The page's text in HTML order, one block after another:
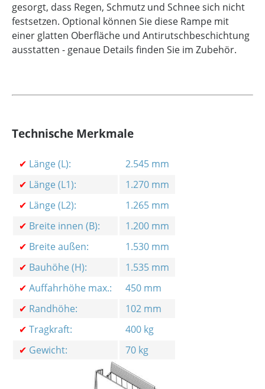
gesorgt, dass Regen, Schmutz und Schnee sich nicht
festsetzen. Optional können Sie diese Rampe mit
einer glatten Oberfläche und Antirutschbeschichtung
ausstatten - genaue Details finden Sie im Zubehör.
Technische Merkmale
✔ Länge (L):
2.545 mm
✔ Länge (L1):
1.270 mm
✔ Länge (L2):
1.265 mm
✔ Breite innen (B):
1.200 mm
✔ Breite außen:
1.530 mm
✔ Bauhöhe (H):
1.535 mm
✔ Auffahrhöhe max.:
450 mm
✔ Randhöhe:
102 mm
✔ Tragkraft:
400 kg
✔ Gewicht: 70 kg